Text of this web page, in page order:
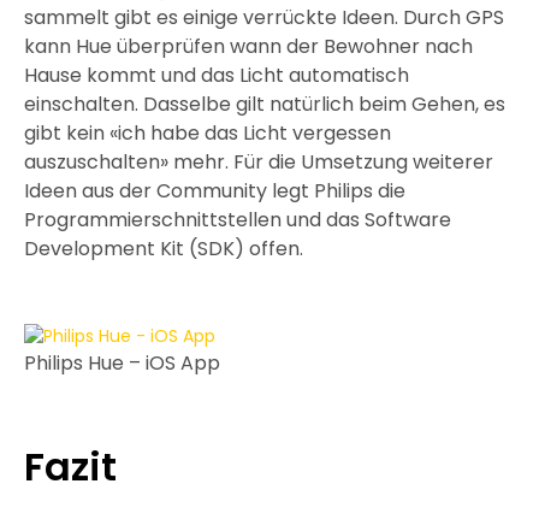
sammelt gibt es einige verrückte Ideen. Durch GPS
kann Hue überprüfen wann der Bewohner nach
Hause kommt und das Licht automatisch
einschalten. Dasselbe gilt natürlich beim Gehen, es
gibt kein «ich habe das Licht vergessen
auszuschalten» mehr. Für die Umsetzung weiterer
Ideen aus der Community legt Philips die
Programmierschnittstellen und das Software
Development Kit (SDK) offen.
Philips Hue – iOS App
Fazit